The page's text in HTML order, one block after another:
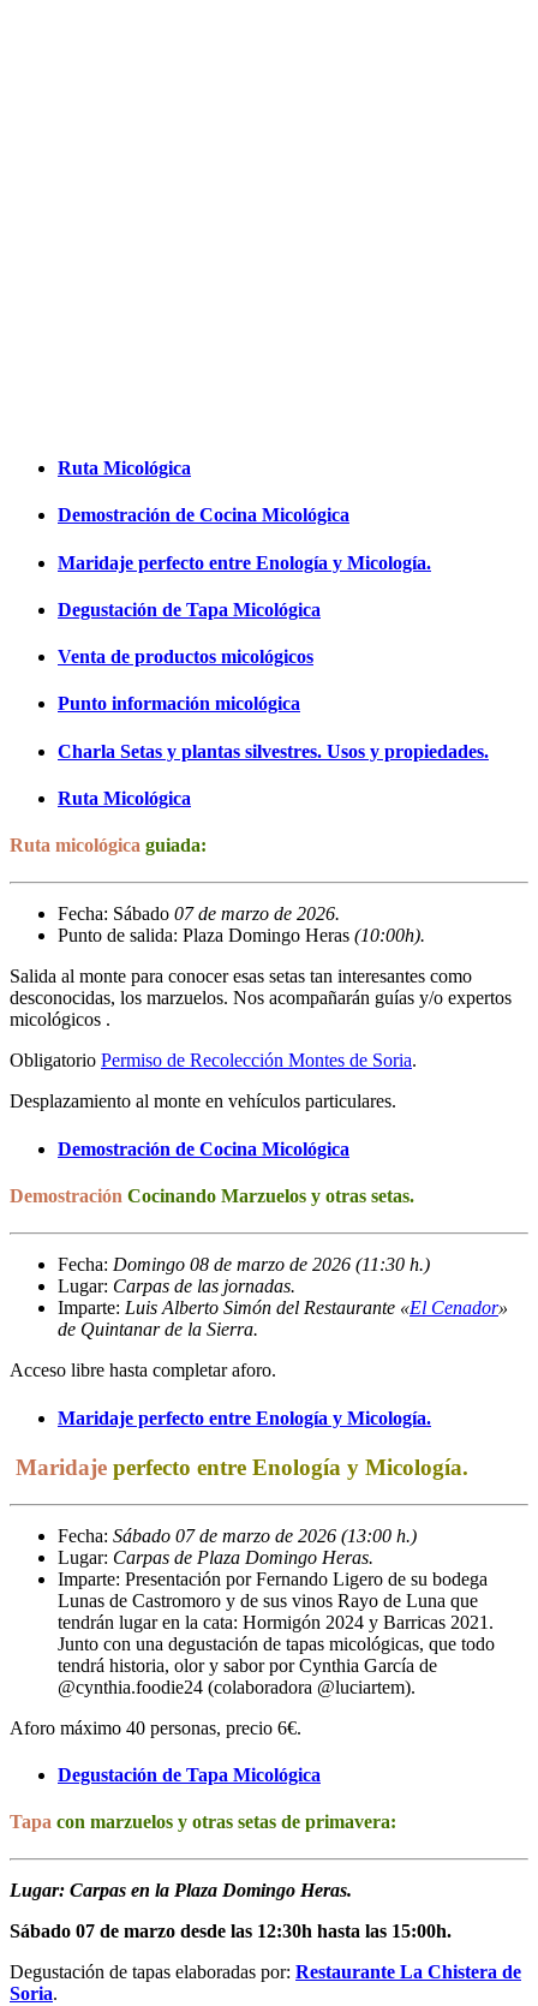
Ruta Micológica
Demostración de Cocina Micológica
Maridaje perfecto entre Enología y Micología.
Degustación de Tapa Micológica
Venta de productos micológicos
Punto información micológica
Charla Setas y plantas silvestres. Usos y propiedades.
Ruta Micológica
Ruta micológica guiada:
Fecha: Sábado 07 de marzo de 2026.
Punto de salida: Plaza Domingo Heras (10:00h).
Salida al monte para conocer esas setas tan interesantes como
desconocidas, los marzuelos. Nos acompañarán guías y/o expertos
micológicos .
Obligatorio Permiso de Recolección Montes de Soria.
Desplazamiento al monte en vehículos particulares.
Demostración de Cocina Micológica
Demostración Cocinando Marzuelos y otras setas.
Fecha: Domingo 08 de marzo de 2026 (11:30 h.)
Lugar: Carpas de las jornadas.
Imparte: Luis Alberto Simón del Restaurante «El Cenador»
de Quintanar de la Sierra.
Acceso libre hasta completar aforo.
Maridaje perfecto entre Enología y Micología.
Maridaje perfecto entre Enología y Micología.
Fecha: Sábado 07 de marzo de 2026 (13:00 h.)
Lugar: Carpas de Plaza Domingo Heras.
Imparte: Presentación por Fernando Ligero de su bodega
Lunas de Castromoro y de sus vinos Rayo de Luna que
tendrán lugar en la cata: Hormigón 2024 y Barricas 2021.
Junto con una degustación de tapas micológicas, que todo
tendrá historia, olor y sabor por Cynthia García de
@cynthia.foodie24 (colaboradora @luciartem).
Aforo máximo 40 personas, precio 6€.
Degustación de Tapa Micológica
Tapa con marzuelos y otras setas de primavera:
Lugar: Carpas en la Plaza Domingo Heras.
Sábado 07 de marzo desde las 12:30h hasta las 15:00h.
Degustación de tapas elaboradas por: Restaurante La Chistera de
Soria.